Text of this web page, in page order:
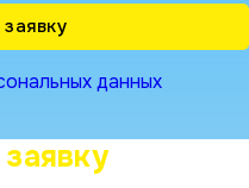
данных